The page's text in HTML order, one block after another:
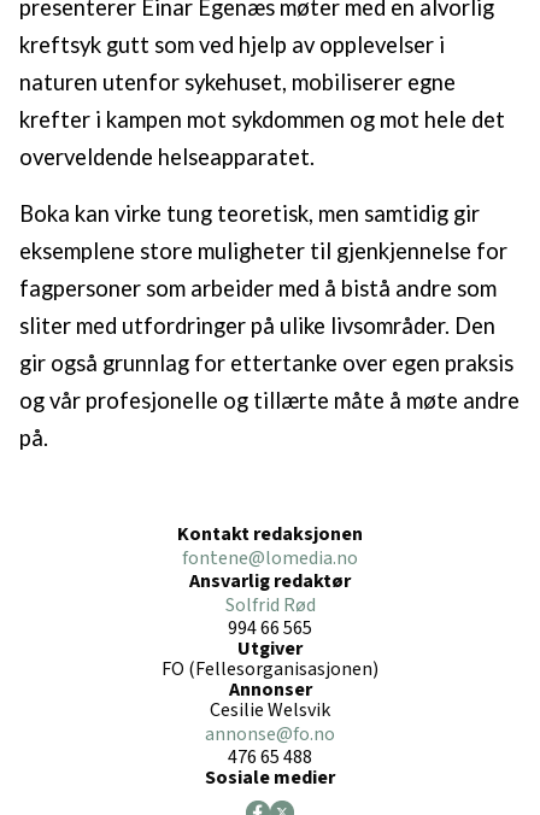
presenterer Einar Egenæs møter med en alvorlig
kreftsyk gutt som ved hjelp av opplevelser i
naturen utenfor sykehuset, mobiliserer egne
krefter i kampen mot sykdommen og mot hele det
overveldende helseapparatet.
Boka kan virke tung teoretisk, men samtidig gir
eksemplene store muligheter til gjenkjennelse for
fagpersoner som arbeider med å bistå andre som
sliter med utfordringer på ulike livsområder. Den
gir også grunnlag for ettertanke over egen praksis
og vår profesjonelle og tillærte måte å møte andre
på.
Kontakt redaksjonen
fontene@lomedia.no
Ansvarlig redaktør
Solfrid Rød
994 66 565
Utgiver
FO (Fellesorganisasjonen)
Annonser
Cesilie Welsvik
annonse@fo.no
476 65 488
Sosiale medier